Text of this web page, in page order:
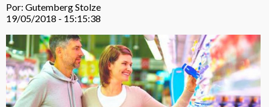
Por: Gutemberg Stolze
19/05/2018 - 15:15:38